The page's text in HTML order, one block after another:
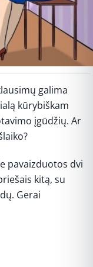
galima
kūrybiškam
įgūdžių. Ar
pavaizduotos dvi
kitą, su
Gerai